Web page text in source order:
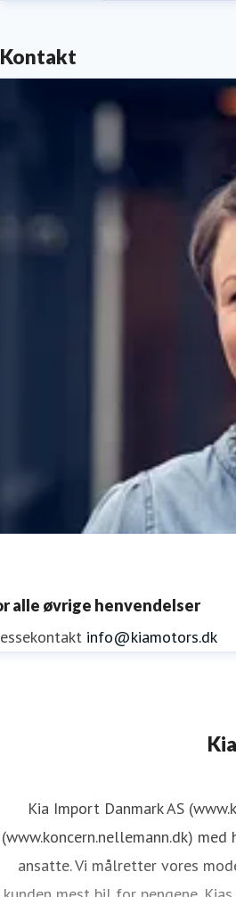
Kontakt
alle øvrige henvendelser
info@kiamotors.dk
Kia Import Danmark AS
(www.koncern.nellemann.dk)
ansatte. Vi målretter vores